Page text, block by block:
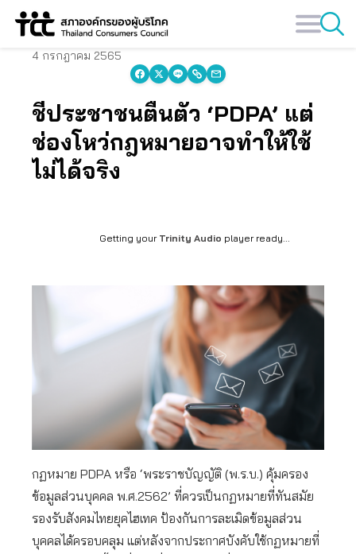
Skip
4 กรกฎาคม 2565
ชี้ประชาชนตื่นตัว ‘PDPA’ แต่
ช่องโหว่กฎหมายอาจทำให้ใช้
ไม่ได้จริง
Getting your Trinity Audio player ready...
กฏหมาย PDPA หรือ ‘พระราชบัญญัติ (พ.ร.บ.) คุ้มครอง
ข้อมูลส่วนบุคคล พ.ศ.2562’ ที่ควรเป็นกฏหมายที่ทันสมัย
รองรับสังคมไทยยุคไฮเทค ป้องกันการละเมิดข้อมูลส่วน
บุคคลได้ครอบคลุม แต่หลังจากประกาศบังคับใช้กฏหมายที่